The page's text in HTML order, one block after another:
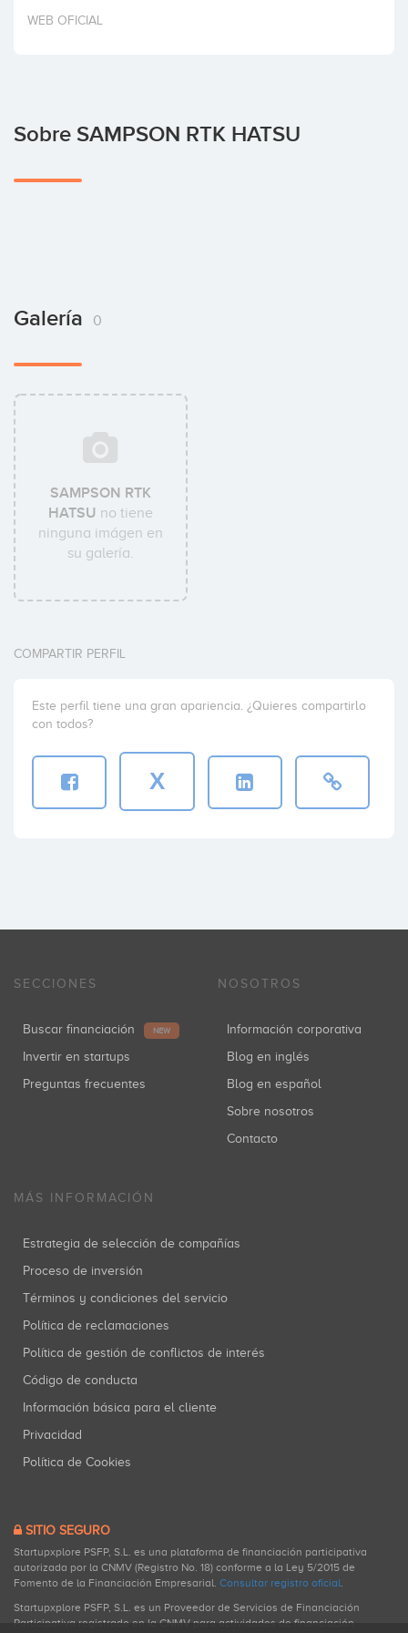
Invertir
WEB OFICIAL
Sobre SAMPSON RTK HATSU
Galería 0
SAMPSON RTK
HATSU no tiene
ninguna imágen en
su galería.
COMPARTIR PERFIL
Este perfil tiene una gran apariencia. ¿Quieres compartirlo
con todos?
X
SECCIONES
Buscar financiación NEW
Invertir en startups
Preguntas frecuentes
NOSOTROS
Información corporativa
Blog en inglés
Blog en español
Sobre nosotros
Contacto
MÁS INFORMACIÓN
Estrategia de selección de compañías
Proceso de inversión
Términos y condiciones del servicio
Política de reclamaciones
Política de gestión de conflictos de interés
Código de conducta
Información básica para el cliente
Privacidad
Política de Cookies
SITIO SEGURO
Startupxplore PSFP, S.L. es una plataforma de financiación participativa
autorizada por la CNMV (Registro No. 18) conforme a la Ley 5/2015 de
Fomento de la Financiación Empresarial. Consultar registro oficial.
Startupxplore PSFP, S.L. es un Proveedor de Servicios de Financiación
Participativa registrado en la CNMV para actividades de financiación